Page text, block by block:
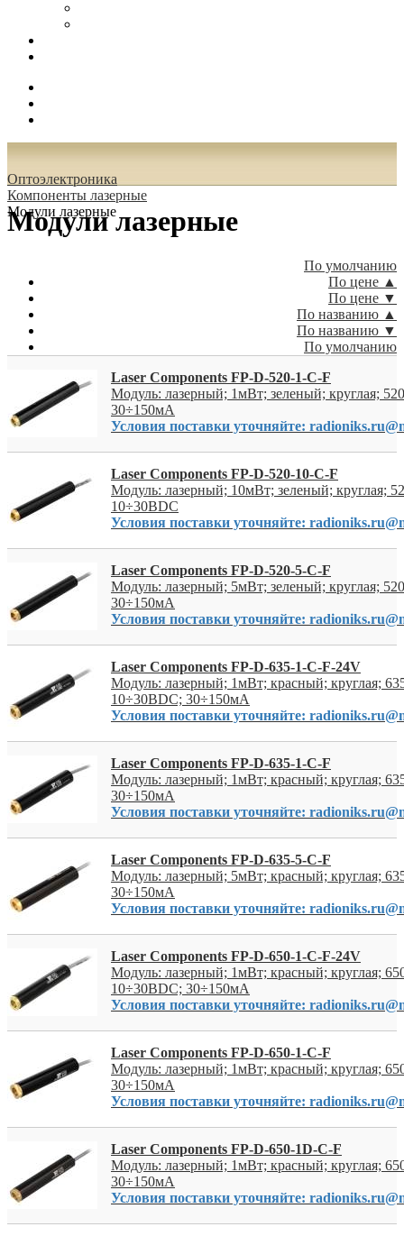
Oптоэлектроника
Компоненты лазерные
Модули лазерные
Модули лазерные
По умолчанию
По цене ▲
По цене ▼
По названию ▲
По названию ▼
По умолчанию
Laser Components FP-D-520-1-C-F
Модуль: лазерный; 1мВт; зеленый; круглая;
30÷150мА
Условия поставки уточняйте:
Laser Components FP-D-520-10-C-F
Модуль: лазерный; 10мВт; зеленый; круглая;
10÷30ВDC
Условия поставки уточняйте:
Laser Components FP-D-520-5-C-F
Модуль: лазерный; 5мВт; зеленый; круглая;
30÷150мА
Условия поставки уточняйте:
Laser Components FP-D-635-1-C-F-24V
Модуль: лазерный; 1мВт; красный; круглая;
10÷30ВDC; 30÷150мА
Условия поставки уточняйте:
Laser Components FP-D-635-1-C-F
Модуль: лазерный; 1мВт; красный; круглая;
30÷150мА
Условия поставки уточняйте:
Laser Components FP-D-635-5-C-F
Модуль: лазерный; 5мВт; красный; круглая;
30÷150мА
Условия поставки уточняйте:
Laser Components FP-D-650-1-C-F-24V
Модуль: лазерный; 1мВт; красный; круглая;
10÷30ВDC; 30÷150мА
Условия поставки уточняйте:
Laser Components FP-D-650-1-C-F
Модуль: лазерный; 1мВт; красный; круглая;
30÷150мА
Условия поставки уточняйте:
Laser Components FP-D-650-1D-C-F
Модуль: лазерный; 1мВт; красный; круглая;
30÷150мА
Условия поставки уточняйте: